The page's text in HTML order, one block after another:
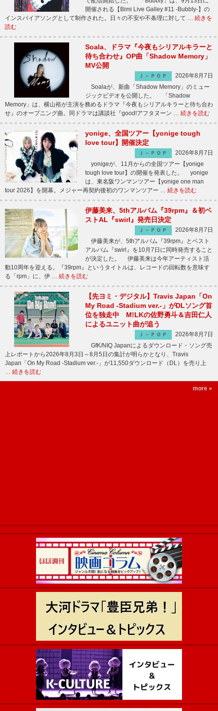
開催される【Bimi Live Galley #11 -Bubbly-】の
インスパイアソングとして制作された。日々の不安や不条理に対して … 続きを
読む
Soala、ドラマ『今夜もシリアルキラーと
待ち合わせ』OP曲「Shadow Memory」
MV公開
Ｊ－ＰＯＰ
2026年8月7日
Soalaが、新曲「Shadow Memory」のミュー
ジックビデオを公開した。 「Shadow
Memory」は、横山裕が主演を務めるドラマ『今夜もシリアルキラーと待ち合わ
せ』のオープニング曲。同ドラマは講談社『good!アフタヌーン … 続きを読む
yonige、全国ツアー【yonige tough
love tour】開催決定
Ｊ－ＰＯＰ
2026年8月7日
yonigeが、11月からの全国ツアー【yonige
tough love tour】の開催を発表した。 yonige
は、東名阪ワンマンツアー【yonige one man
tour 2026】を開幕。メジャー再契約後初のワンマンツアー … 続きを読む
伊藤美来、5thアルバム『39rpm』＆初ベ
ストAL『swirl』発売日決定
Ｊ－ＰＯＰ
2026年8月7日
伊藤美来が、5thアルバム『39rpm』とベスト
アルバム『swirl』を10月7日に同時発売すること
が決定した。 伊藤美来は今年アーティスト活
動10周年を迎える。『39rpm』というタイトルは、レコードの回転数を意味す
る「rpm」に、伊 … 続きを読む
【先ヨミ・デジタル】Travis Japan「On
My Road -Stadium ver.-」がDLソング首
位を独走中 M!LKの佐野勇斗＆吉田仁人
によるユニット曲が追う
Ｊ－ＰＯＰ
2026年8月7日
GfK/NIQ Japanによるダウンロード・ソング売
上レポートから2026年8月3日～8月5日の集計が明らかとなり、Travis
Japan「On My Road -Stadium ver.-」が11,550ダウンロード（DL）を売り上
… 続きを読む
more »